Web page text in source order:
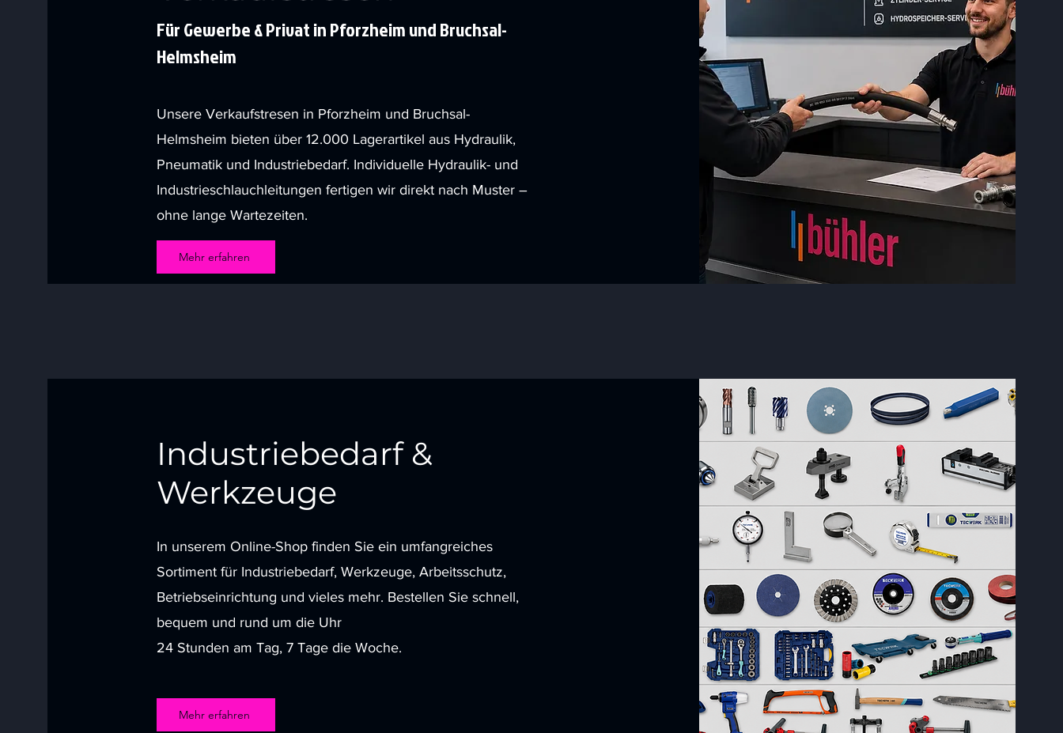
Für Gewerbe & Privat in Pforzheim und Bruchsal-
Helmsheim
Unsere Verkaufstresen in Pforzheim und Bruchsal-
Helmsheim bieten über 12.000 Lagerartikel aus Hydraulik,
Pneumatik und Industriebedarf. Individuelle Hydraulik- und
Industrieschlauchleitungen fertigen wir direkt nach Muster –
ohne lange Wartezeiten.
Mehr erfahren
Industriebedarf &
Werkzeuge
In unserem Online-Shop finden Sie ein umfangreiches
Sortiment für Industriebedarf, Werkzeuge, Arbeitsschutz,
Betriebseinrichtung und vieles mehr. Bestellen Sie schnell,
bequem und rund um die Uhr
24 Stunden am Tag, 7 Tage die Woche.
Mehr erfahren